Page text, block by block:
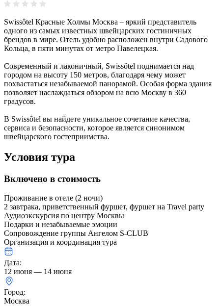
Swissôtel Красные Холмы Москва – яркий представитель
одного из самых известных швейцарских гостиничных
брендов в мире. Отель удобно расположен внутри Садового
Кольца, в пяти минутах от метро Павелецкая.
Современный и лаконичный, Swissôtel поднимается над
городом на высоту 150 метров, благодаря чему может
похвастаться незабываемой панорамой. Особая форма здания
позволяет наслаждаться обзором на всю Москву в 360
градусов.
В Swissôtel вы найдете уникальное сочетание качества,
сервиса и безопасности, которое является синонимом
швейцарского гостеприимства.
Условия тура
Включено в стоимость
Проживание в отеле (2 ночи)
2 завтрака, приветственный фуршет, фуршет на Travel party
Аудиоэкскурсия по центру Москвы
Подарки и незабываемые эмоции
Сопровождение группы Ангелом S-CLUB
Организация и координация тура
Дата:
12 июня — 14 июня
Город:
Москва